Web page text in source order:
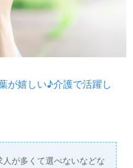
が嬉しい♪介護で活躍し
が多くて選べないなどな